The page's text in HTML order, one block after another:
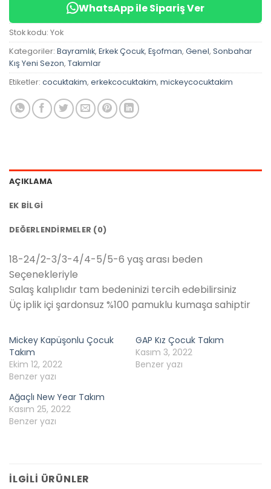
WhatsApp ile Sipariş Ver
Stok kodu: Yok
Kategoriler: Bayramlık, Erkek Çocuk, Eşofman, Genel, Sonbahar
Kış Yeni Sezon, Takımlar
Etiketler: cocuktakim, erkekcocuktakim, mickeycocuktakim
AÇIKLAMA
EK BILGI
DEĞERLENDIRMELER (0)
18-24/2-3/3-4/4-5/5-6 yaş arası beden
Seçenekleriyle
Salaş kalıplıdır tam bedeninizi tercih edebilirsiniz
Üç iplik içi şardonsuz %100 pamuklu kumaşa sahiptir
Mickey Kapüşonlu Çocuk
Takım
Ekim 12, 2022
Benzer yazı
GAP Kız Çocuk Takım
Kasım 3, 2022
Benzer yazı
Ağaçlı New Year Takım
Kasım 25, 2022
Benzer yazı
İLGILI ÜRÜNLER